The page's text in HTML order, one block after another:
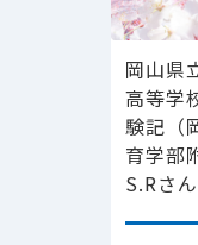
岡山県
高等学
験記（
育学部
S.Rさん